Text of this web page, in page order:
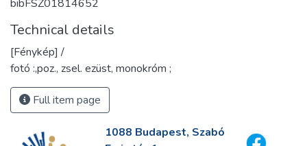
bibFSZ01814652
Technical details
[Fénykép] /
fotó :,poz., zsel. ezüst, monokróm ;
Full item page
1088 Budapest, Szabó